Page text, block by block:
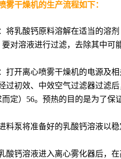
雾干燥机的生产流程如下：
：将乳酸钙原料溶解在适当的溶
对溶液进行过滤，去除其中可
：打开离心喷雾干燥机的电源及
过初效、中效空气过滤器过滤
定） 56。预热的目的是为了保
料泵将准备好的乳酸钙溶液以
酸钙溶液进入离心雾化器后，